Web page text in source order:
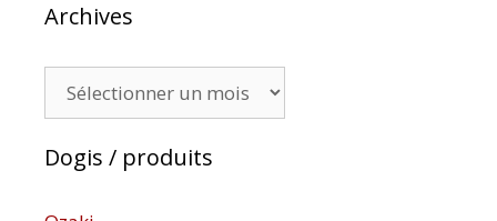
Archives
Dogis / produits